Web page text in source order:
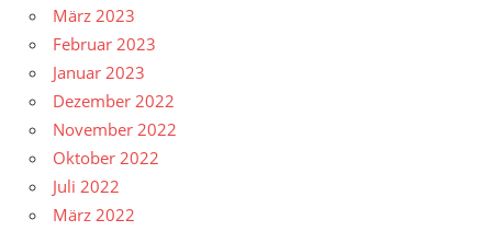
März 2023
Februar 2023
Januar 2023
Dezember 2022
November 2022
Oktober 2022
Juli 2022
März 2022